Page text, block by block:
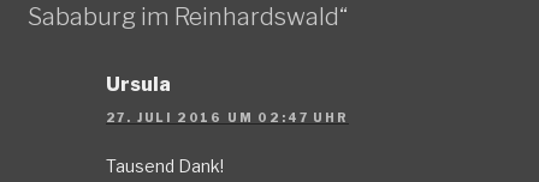
Sababurg im Reinhardswald“
Ursula
27. JULI 2016 UM 02:47 UHR
Tausend Dank!